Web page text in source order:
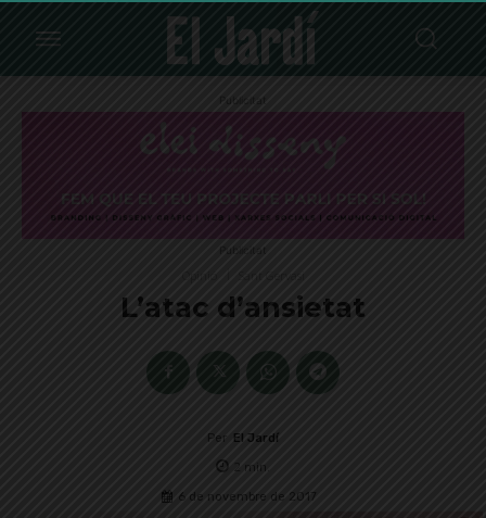
Publicitat
Publicitat
L’atac d’ansietat
Per El Jardí
2 min.
6 de novembre de 2017